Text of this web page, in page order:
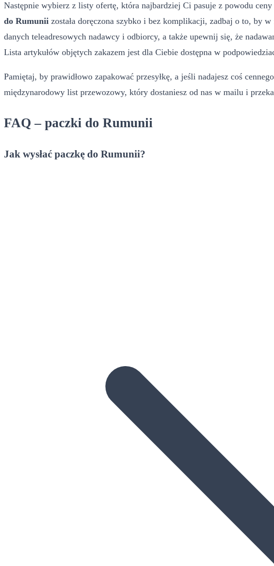
Następnie wybierz z listy ofertę, która najbardziej Ci pasuje z powodu
do Rumunii została doręczona szybko i bez komplikacji, zadbaj o to, by
danych teleadresowych nadawcy i odbiorcy, a także upewnij się, że
Lista artykułów objętych zakazem jest dla Ciebie dostępna w
Pamiętaj, by prawidłowo zapakować przesyłkę, a jeśli nadajesz coś
międzynarodowy list przewozowy, który dostaniesz od nas w mailu i
FAQ – paczki do Rumunii
Jak wysłać paczkę do Rumunii?